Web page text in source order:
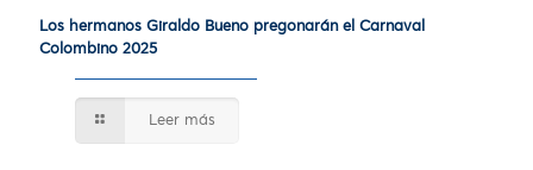
Los hermanos Giraldo Bueno pregonarán el Carnaval
Colombino 2025
Leer más